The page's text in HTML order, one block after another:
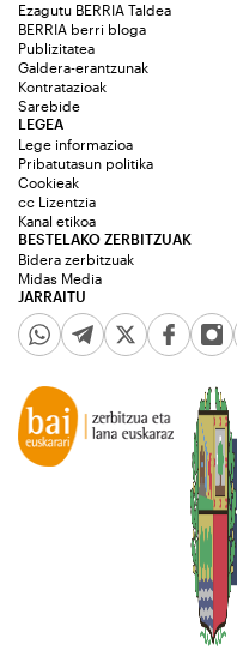
Ezagutu BERRIA Taldea
BERRIA berri bloga
Publizitatea
Galdera-erantzunak
Kontratazioak
Sarebide
JARRAITU
LEGEA
Lege informazioa
Pribatutasun politika
Cookieak
cc Lizentzia
Kanal etikoa
BESTELAKO ZERBITZUAK
Bidera zerbitzuak
Midas Media